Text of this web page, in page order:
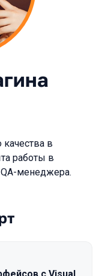
в
работы в
QA-менеджера.
Moscow